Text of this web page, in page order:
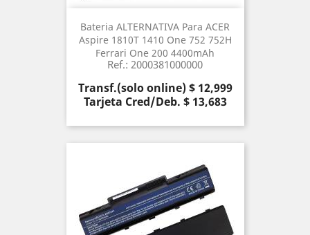
Bateria ALTERNATIVA Para ACER
Aspire 1810T 1410 One 752 752H
Ferrari One 200 4400mAh
Ref.: 2000381000000
Precio
Transf.(solo online) $ 12,999
Tarjeta Cred/Deb. $ 13,683